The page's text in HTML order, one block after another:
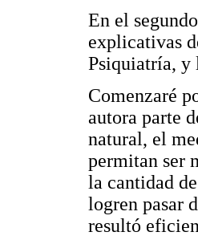
En el
explicativas
Psiquiatría, y
Comenzaré
autora parte
natural, el
permitan ser
la cantidad
logren pasar
resultó